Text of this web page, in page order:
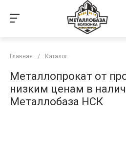
Главная / Каталог
Металлопрокат от
низким ценам в
Металлобаза НСК